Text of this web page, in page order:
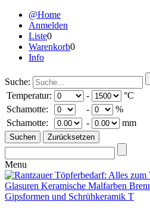
@Home
Anmelden
Liste0
Warenkorb0
Info
Suche:
Temperatur:
-
°C
Schamotte:
-
%
Schamotte:
- mm
Menu